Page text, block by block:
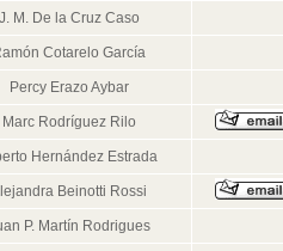
J. M. De la Cruz Caso
Cotarelo García
Percy Erazo Aybar
Marc Rodríguez Rilo
Hernández Estrada
Beinotti Rossi
P. Martín Rodrigues